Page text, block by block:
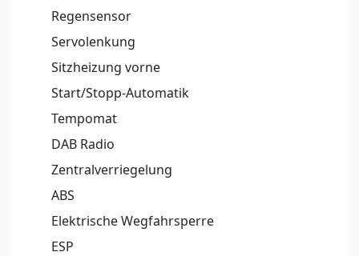
Regensensor
Servolenkung
Sitzheizung vorne
Start/Stopp-Automatik
Tempomat
DAB Radio
Zentralverriegelung
ABS
Elektrische Wegfahrsperre
ESP